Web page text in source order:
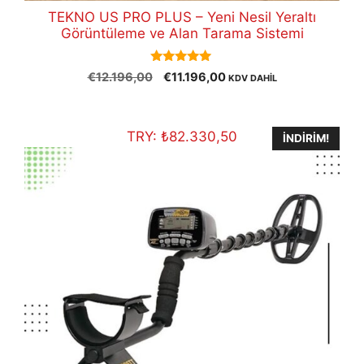
TEKNO US PRO PLUS – Yeni Nesil Yeraltı
Görüntüleme ve Alan Tarama Sistemi
5.00
out of 5
€12.196,00
Orijinal
€11.196,00Şu
€11.196,00.
KDV DAHİL
TRY: ₺82.330,50 İNDIRIM!